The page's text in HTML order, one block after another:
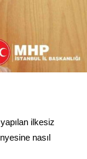
ilkesiz
nasıl